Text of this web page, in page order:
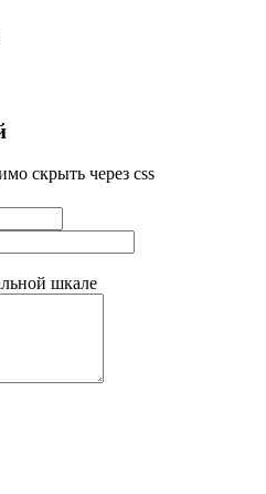
скрыть через css
шкале